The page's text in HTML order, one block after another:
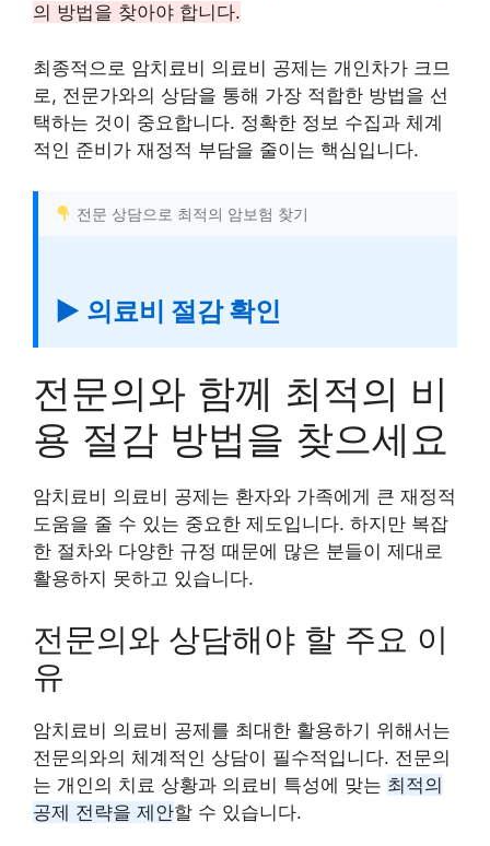
의 방법을 찾아야 합니다.
최종적으로 암치료비 의료비 공제는 개인차가 크므
로, 전문가와의 상담을 통해 가장 적합한 방법을 선
택하는 것이 중요합니다. 정확한 정보 수집과 체계
적인 준비가 재정적 부담을 줄이는 핵심입니다.
전문 상담으로 최적의 암보험 찾기
▶ 의료비 절감 확인
전문의와 함께 최적의 비
용 절감 방법을 찾으세요
암치료비 의료비 공제는 환자와 가족에게 큰 재정적
도움을 줄 수 있는 중요한 제도입니다. 하지만 복잡
한 절차와 다양한 규정 때문에 많은 분들이 제대로
활용하지 못하고 있습니다.
전문의와 상담해야 할 주요 이
유
암치료비 의료비 공제를 최대한 활용하기 위해서는
전문의와의 체계적인 상담이 필수적입니다. 전문의
는 개인의 치료 상황과 의료비 특성에 맞는 최적의
공제 전략을 제안할 수 있습니다.